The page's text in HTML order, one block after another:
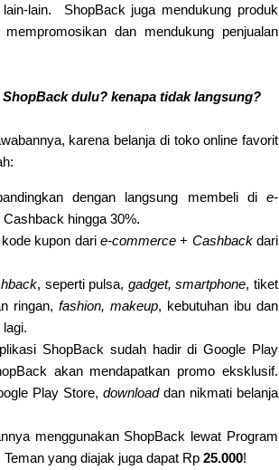
lain.
ShopBack juga mendukung produk
dan mendukung penjualan
dulu? kenapa tidak langsung?
karena belanja di toko online favorit
dengan langsung membeli di e-
hingga 30%.
kupon dari e-commerce+ Cashbackdari
, seperti pulsa, gadget, smartphone, tiket
ringan, fashion, makeup, kebutuhan ibu dan
ShopBack sudah hadir di Google Play
akan mendapatkan promo eksklusif.
Play Store, download dan nikmati belanja
menggunakan ShopBack lewat Program
Teman yang diajak juga dapat Rp 25.000!